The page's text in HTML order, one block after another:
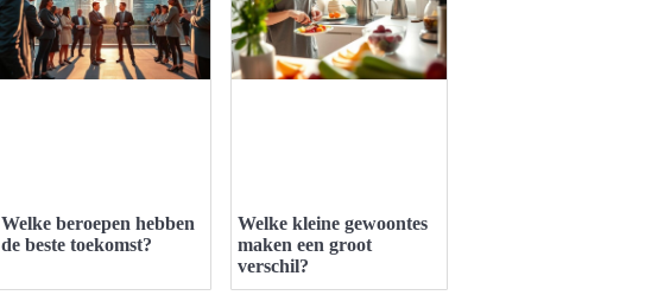
Welke beroepen hebben
de beste toekomst?
Welke kleine gewoontes
maken een groot
verschil?